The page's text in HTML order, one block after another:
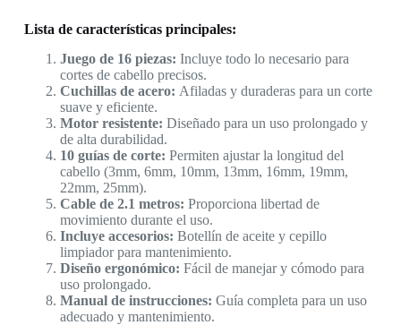
Lista de características principales:
Juego de 16 piezas: Incluye todo lo necesario para
cortes de cabello precisos.
Cuchillas de acero: Afiladas y duraderas para un corte
suave y eficiente.
Motor resistente: Diseñado para un uso prolongado y
de alta durabilidad.
10 guías de corte: Permiten ajustar la longitud del
cabello (3mm, 6mm, 10mm, 13mm, 16mm, 19mm,
22mm, 25mm).
Cable de 2.1 metros: Proporciona libertad de
movimiento durante el uso.
Incluye accesorios: Botellín de aceite y cepillo
limpiador para mantenimiento.
Diseño ergonómico: Fácil de manejar y cómodo para
uso prolongado.
Manual de instrucciones: Guía completa para un uso
adecuado y mantenimiento.